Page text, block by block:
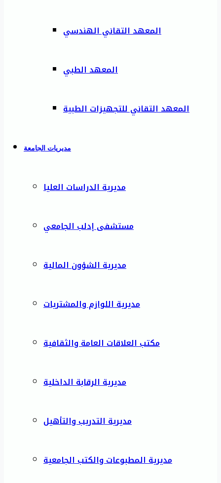
المعهد التقاني الهندسي
المعهد الطبي
المعهد التقاني للتجهيزات الطبية
مديريات الجامعة
مديرية الدراسات العليا
مستشفى إدلب الجامعي
مديرية الشؤون المالية
مديرية اللوازم والمشتريات
مكتب العلاقات العامة والثقافية
مديرية الرقابة الداخلية
مديرية التدريب والتأهيل
مديرية المطبوعات والكتب الجامعية